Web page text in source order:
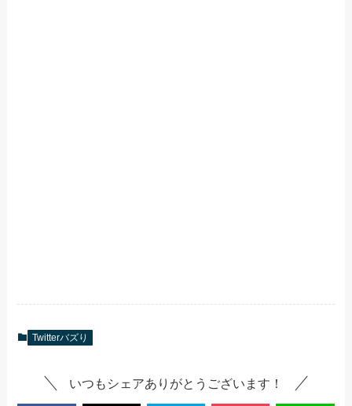
Twitterバズり
いつもシェアありがとうございます！